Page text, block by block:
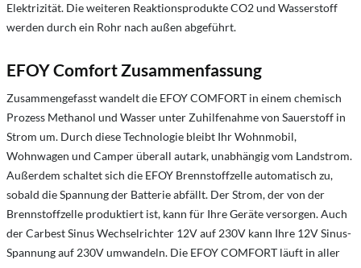
Elektrizität. Die weiteren Reaktionsprodukte CO2 und Wasserstoff
werden durch ein Rohr nach außen abgeführt.
EFOY Comfort Zusammenfassung
Zusammengefasst wandelt die EFOY COMFORT in einem chemisch
Prozess Methanol und Wasser unter Zuhilfenahme von Sauerstoff in
Strom um. Durch diese Technologie bleibt Ihr Wohnmobil,
Wohnwagen und Camper überall autark, unabhängig vom Landstrom.
Außerdem schaltet sich die EFOY Brennstoffzelle automatisch zu,
sobald die Spannung der Batterie abfällt. Der Strom, der von der
Brennstoffzelle produktiert ist, kann für Ihre Geräte versorgen. Auch
der Carbest Sinus Wechselrichter 12V auf 230V kann Ihre 12V Sinus-
Spannung auf 230V umwandeln. Die EFOY COMFORT läuft in aller